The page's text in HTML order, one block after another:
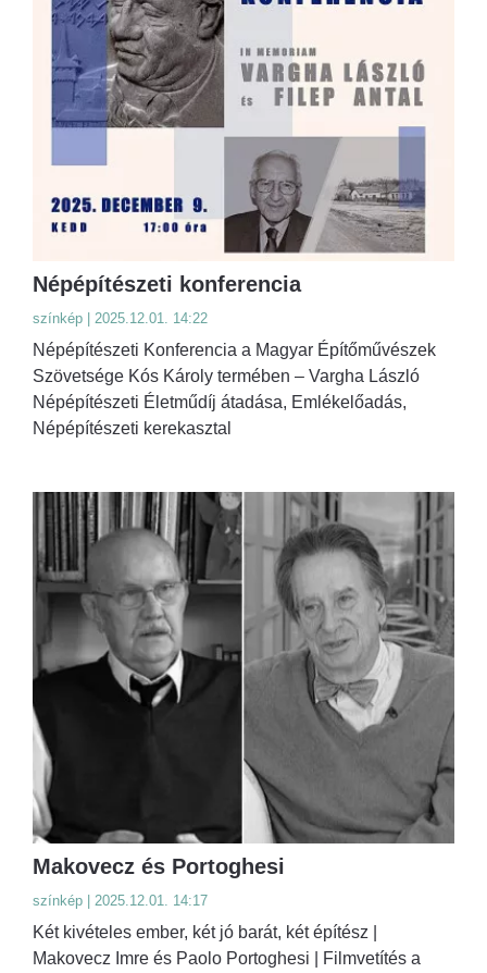
Népépítészeti konferencia
színkép | 2025.12.01. 14:22
Népépítészeti Konferencia a Magyar Építőművészek
Szövetsége Kós Károly termében – Vargha László
Népépítészeti Életműdíj átadása, Emlékelőadás,
Népépítészeti kerekasztal
Makovecz és Portoghesi
színkép | 2025.12.01. 14:17
Két kivételes ember, két jó barát, két építész |
Makovecz Imre és Paolo Portoghesi | Filmvetítés a